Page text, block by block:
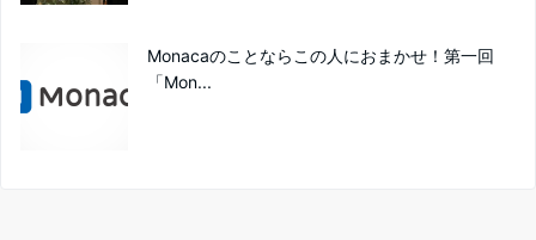
Monacaのことならこの人におまかせ！第一回
「Mon...